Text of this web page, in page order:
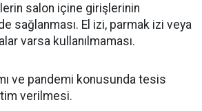
salon içine girişlerinin
sağlanması. El izi, parmak izi veya
varsa kullanılmaması.
ve pandemi konusunda tesis
verilmesi.